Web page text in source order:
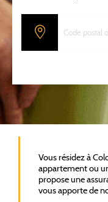
Vous résidez à
appartement ou
propose une
vous apporte de